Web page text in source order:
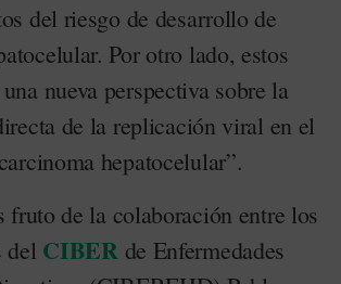
del riesgo de desarrollo de
Por otro lado, estos
nueva perspectiva sobre la
de la replicación viral en el
hepatocelular”.
fruto de la colaboración entre los
del CIBERde Enfermedades